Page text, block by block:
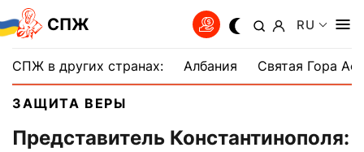
СПЖ RU
СПЖ в других странах: Албания Святая Гора
ЗАЩИТА ВЕРЫ
Представитель Константинополя: